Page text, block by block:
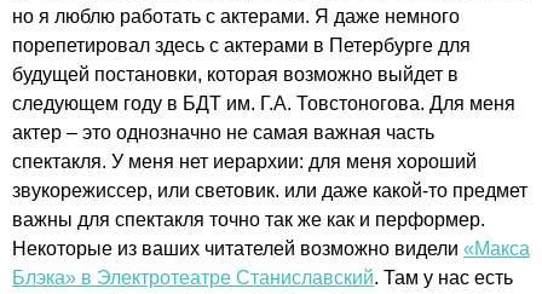
но я люблю работать с актерами. Я даже немного
порепетировал здесь с актерами в Петербурге для
будущей постановки, которая возможно выйдет в
следующем году в БДТ им. Г.А. Товстоногова. Для меня
актер – это однозначно не самая важная часть
спектакля. У меня нет иерархии: для меня хороший
звукорежиссер, или световик. или даже какой-то предмет
важны для спектакля точно так же как и перформер.
Некоторые из ваших читателей возможно видели «Макса
Блэка» в Электротеатре Станиславский. Там у нас есть